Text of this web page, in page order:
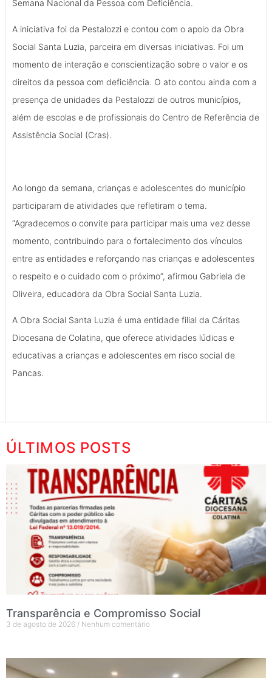
Semana Nacional da Pessoa com Deficiência.
A iniciativa foi da Pestalozzi e contou com o apoio da Obra
Social Santa Luzia, parceira em diversas iniciativas. Foi um
momento de interação e conscientização sobre o valor e os
direitos da pessoa com deficiência. O ato contou ainda com a
presença de unidades da Pestalozzi de outros municípios,
além de escolas e de profissionais do Centro de Referência de
Assistência Social (Cras).
Ao longo da semana, crianças e adolescentes do município
participaram de atividades que refletiram o tema.
“Agradecemos o convite para participar mais uma vez desse
momento, contribuindo para o fortalecimento dos vínculos
entre as entidades e reforçando nas crianças e adolescentes
o respeito e o cuidado com o próximo”, afirmou Gabriela de
Oliveira, educadora da Obra Social Santa Luzia.
A Obra Social Santa Luzia é uma entidade filial da Cáritas
Diocesana de Colatina, que oferece atividades lúdicas e
educativas a crianças e adolescentes em risco social de
Pancas.
ÚLTIMOS POSTS
Transparência e Compromisso Social
3 de agosto de 2026 Nenhum comentário